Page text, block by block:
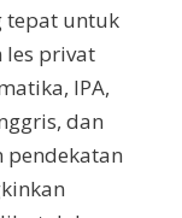
tepat untuk
les privat
IPA,
dan
pendekatan